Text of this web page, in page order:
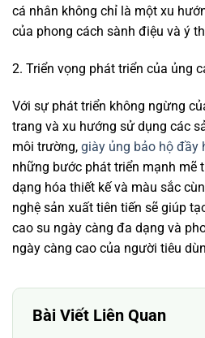
cá nhân không chỉ là một xu
của phong cách sành điệu và ý
2. Triển vọng phát triển của ủng
Với sự phát triển không ngừng
trang và xu hướng sử dụng các
môi trường, giày ủng bảo hộ đầy
những bước phát triển mạnh mẽ
dạng hóa thiết kế và màu sắc
nghệ sản xuất tiên tiến sẽ giúp
cao su ngày càng đa dạng và
ngày càng cao của người tiêu
Bài Viết Liên Quan